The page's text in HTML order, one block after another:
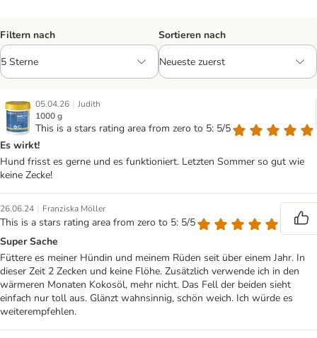
Filtern nach Sortieren nach
05.04.26 | Judith
1000 g
This is a stars rating area from zero to 5: 5/5
Es wirkt!
Hund frisst es gerne und es funktioniert. Letzten Sommer so gut wie
keine Zecke!
26.06.24 | Franziska Möller
This is a stars rating area from zero to 5: 5/5
Super Sache
Füttere es meiner Hündin und meinem Rüden seit über einem Jahr. In
dieser Zeit 2 Zecken und keine Flöhe. Zusätzlich verwende ich in den
wärmeren Monaten Kokosöl, mehr nicht. Das Fell der beiden sieht
einfach nur toll aus. Glänzt wahnsinnig, schön weich. Ich würde es
weiterempfehlen.